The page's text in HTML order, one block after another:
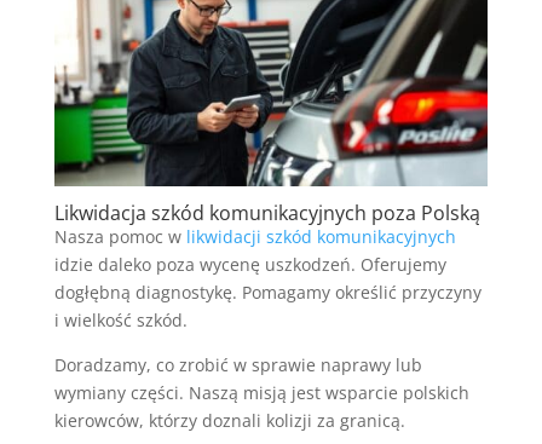
Likwidacja szkód komunikacyjnych poza Polską
Nasza pomoc w likwidacji szkód komunikacyjnych
idzie daleko poza wycenę uszkodzeń. Oferujemy
dogłębną diagnostykę. Pomagamy określić przyczyny
i wielkość szkód.
Doradzamy, co zrobić w sprawie naprawy lub
wymiany części. Naszą misją jest wsparcie polskich
kierowców, którzy doznali kolizji za granicą.